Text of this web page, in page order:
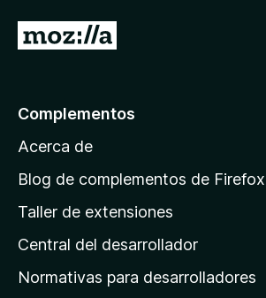
p
á
n
a
Complementos
Acerca de
Blog de complementos de Firefox
Taller de extensiones
Central del desarrollador
Normativas para desarrolladores